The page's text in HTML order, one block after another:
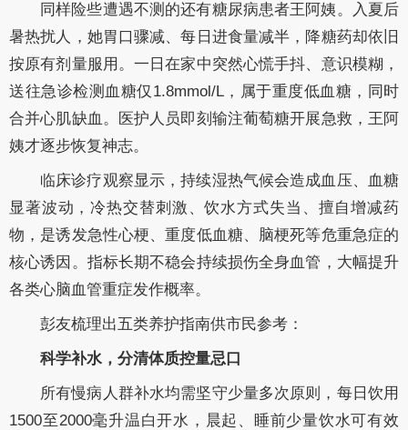
同样险些遭遇不测的还有糖尿病患者王阿姨。入夏后
暑热扰人，她胃口骤减、每日进食量减半，降糖药却依旧
按原有剂量服用。一日在家中突然心慌手抖、意识模糊，
送往急诊检测血糖仅1.8mmol/L，属于重度低血糖，同时
合并心肌缺血。医护人员即刻输注葡萄糖开展急救，王阿
姨才逐步恢复神志。
临床诊疗观察显示，持续湿热气候会造成血压、血糖
显著波动，冷热交替刺激、饮水方式失当、擅自增减药
物，是诱发急性心梗、重度低血糖、脑梗死等危重急症的
核心诱因。指标长期不稳会持续损伤全身血管，大幅提升
各类心脑血管重症发作概率。
彭友梳理出五类养护指南供市民参考：
科学补水，分清体质控量忌口
所有慢病人群补水均需坚守少量多次原则，每日饮用
1500至2000毫升温白开水，晨起、睡前少量饮水可有效